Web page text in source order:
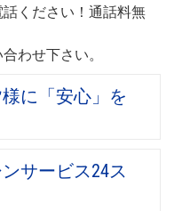
ください！通話料無
わせ下さい。
に「安心」を
サービス24ス